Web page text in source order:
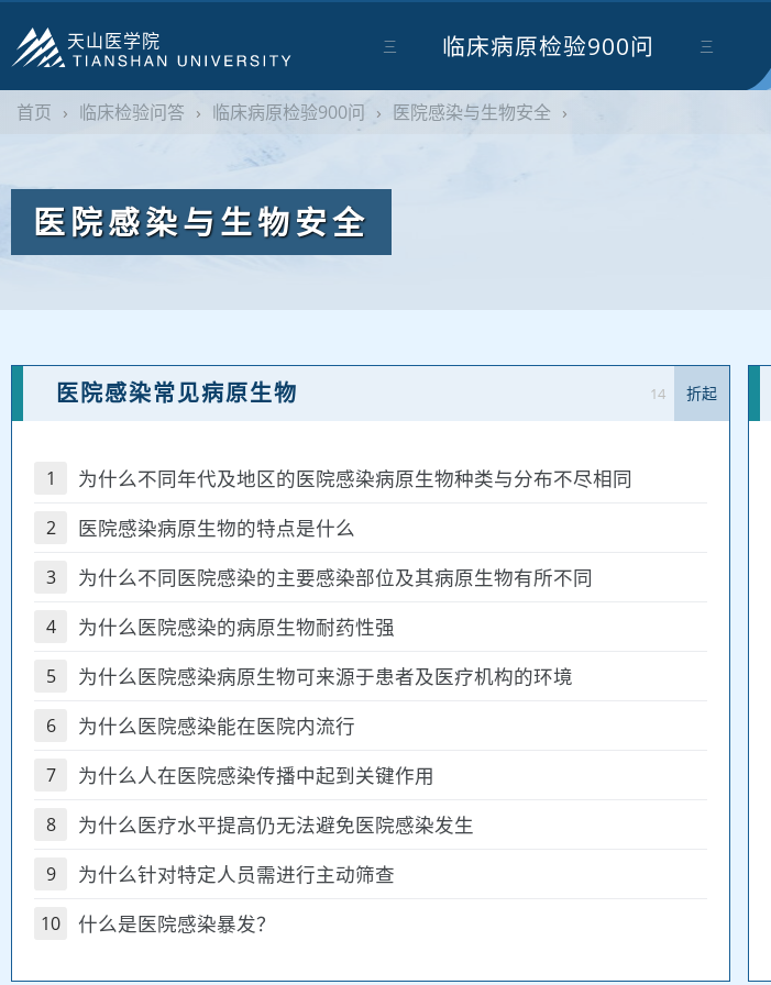
天山医学院 三 临床病原检验900问 三
首页 › 临床检验问答 › 临床病原检验900问 › 医院感染与生物安全 ›
医院感染与生物安全
医院感染常见病原生物 14 折起
1 为什么不同年代及地区的医院感染病原生物种类与分布不尽相同
2 医院感染病原生物的特点是什么
3 为什么不同医院感染的主要感染部位及其病原生物有所不同
4 为什么医院感染的病原生物耐药性强
5 为什么医院感染病原生物可来源于患者及医疗机构的环境
6 为什么医院感染能在医院内流行
7 为什么人在医院感染传播中起到关键作用
8 为什么医疗水平提高仍无法避免医院感染发生
9 为什么针对特定人员需进行主动筛查
10 什么是医院感染暴发？